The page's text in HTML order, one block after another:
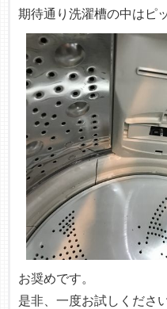
期待通り洗濯槽の中はピ
お奨めです。
是非、一度お試しください